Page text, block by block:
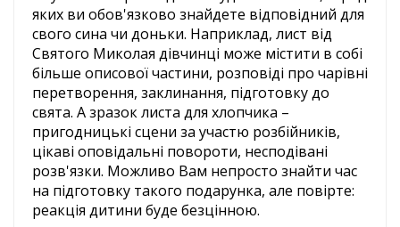
яких ви обов'язково знайдете відповідний для
свого сина чи доньки. Наприклад, лист від
Святого Миколая дівчинці може містити в собі
більше описової частини, розповіді про чарівні
перетворення, заклинання, підготовку до
свята. А зразок листа для хлопчика –
пригодницькі сцени за участю розбійників,
цікаві оповідальні повороти, несподівані
розв'язки. Можливо Вам непросто знайти час
на підготовку такого подарунка, але повірте:
реакція дитини буде безцінною.